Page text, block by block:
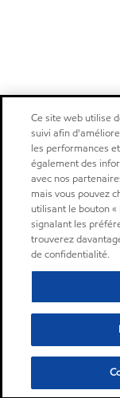
Ce site web utilise
suivi afin
les performances
également des
avec nos
mais vous pouvez
utilisant le bouton
signalant les
trouverez
de confidentialité.